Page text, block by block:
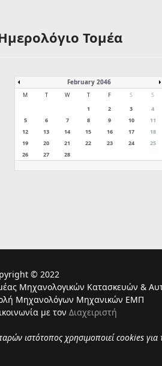
Τομέα
February 2046
M T W T F S
S
1
2 3
4
5
6 7 8 9 10
11
12
13 14 15 16 17
18
19
20 21 22 23 24
25
26
27 28
© 2022
Μηχανολογικών Κατασκευών &
Μηχανολόγων Μηχανικών ΕΜΠ
με τον Διαχειριστή
ιστότοπος χρησιμoποιεί cookies